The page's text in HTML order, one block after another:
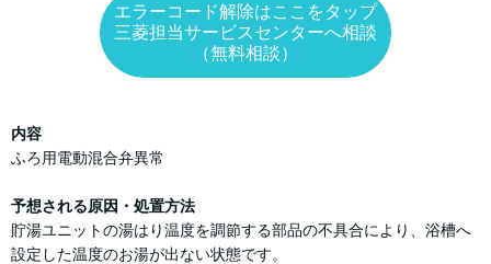
エラーコード解除はここをタップ
三菱担当サービスセンターへ相談
（無料相談）
内容
ふろ用電動混合弁異常
予想される原因・処置方法
貯湯ユニットの湯はり温度を調節する部品の不具合により、浴槽へ
設定した温度のお湯が出ない状態です。